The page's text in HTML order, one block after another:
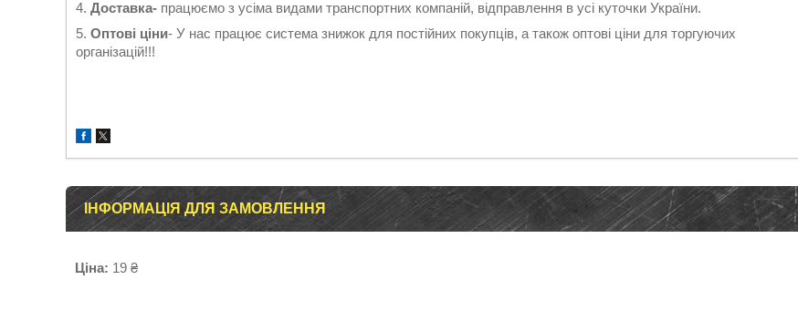
4. Доставка- працюємо з усіма видами транспортних компаній, відправлення в усі куточки України.
5. Оптові ціни- У нас працює система знижок для постійних покупців, а також оптові ціни для торгуючих
організацій!!!
ІНФОРМАЦІЯ ДЛЯ ЗАМОВЛЕННЯ
Ціна: 19 ₴